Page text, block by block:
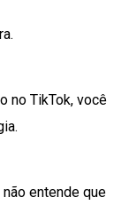
no TikTok, você
entende que